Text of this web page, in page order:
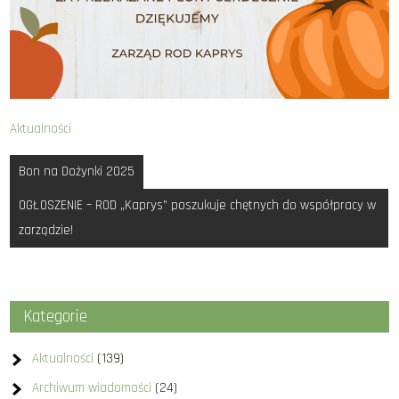
Aktualności
Nawigacja
Bon na Dożynki 2025
OGŁOSZENIE – ROD „Kaprys” poszukuje chętnych do współpracy w
zarządzie!
Kategorie
Aktualności (139)
Archiwum wiadomości (24)